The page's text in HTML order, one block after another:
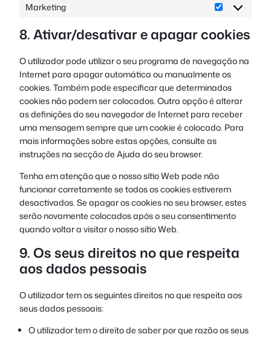
Marketing
Marketing
8. Ativar/desativar e apagar cookies
O utilizador pode utilizar o seu programa de navegação na
Internet para apagar automática ou manualmente os
cookies. Também pode especificar que determinados
cookies não podem ser colocados. Outra opção é alterar
as definições do seu navegador de Internet para receber
uma mensagem sempre que um cookie é colocado. Para
mais informações sobre estas opções, consulte as
instruções na secção de Ajuda do seu browser.
Tenha em atenção que o nosso sítio Web pode não
funcionar corretamente se todos os cookies estiverem
desactivados. Se apagar os cookies no seu browser, estes
serão novamente colocados após o seu consentimento
quando voltar a visitar o nosso sítio Web.
9. Os seus direitos no que respeita
aos dados pessoais
O utilizador tem os seguintes direitos no que respeita aos
seus dados pessoais:
O utilizador tem o direito de saber por que razão os seus